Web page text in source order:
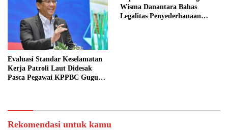
Evaluasi Standar Keselamatan
Kerja Patroli Laut Didesak
Pasca Pegawai KPPBC Gugur
Wisma Danantara Bahas
Legalitas Penyederhanaan
Rekomendasi untuk kamu